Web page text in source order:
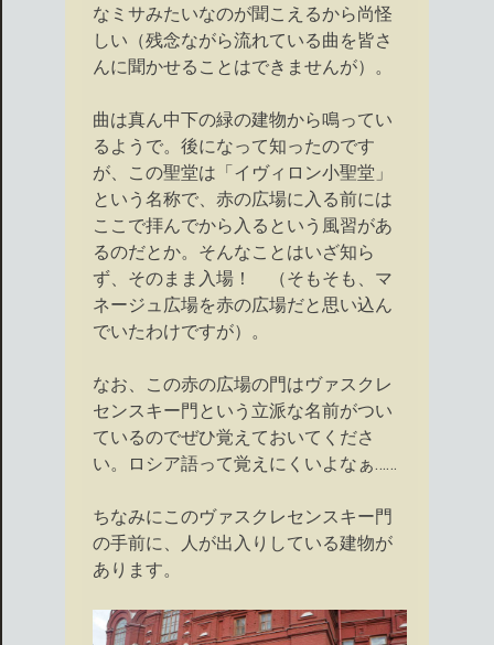
なミサみたいなのが聞こえるから尚怪
しい（残念ながら流れている曲を皆さ
んに聞かせることはできませんが）。
曲は真ん中下の緑の建物から鳴ってい
るようで。後になって知ったのです
が、この聖堂は「イヴィロン小聖堂」
という名称で、赤の広場に入る前には
ここで拝んでから入るという風習があ
るのだとか。そんなことはいざ知ら
ず、そのまま入場！ （そもそも、マ
ネージュ広場を赤の広場だと思い込ん
でいたわけですが）。
なお、この赤の広場の門はヴァスクレ
センスキー門という立派な名前がつい
ているのでぜひ覚えておいてくださ
い。ロシア語って覚えにくいよなぁ……
ちなみにこのヴァスクレセンスキー門
の手前に、人が出入りしている建物が
あります。